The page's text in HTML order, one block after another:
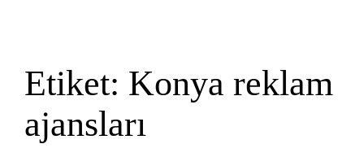
Etiket: Konya reklam
ajansları